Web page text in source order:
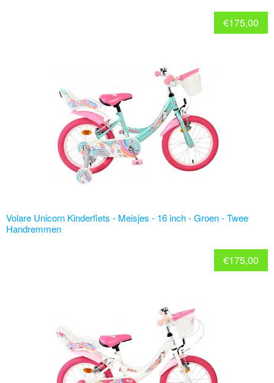
€175,00
Volare Unicorn Kinderfiets - Meisjes - 16 inch - Groen - Twee
Handremmen
€175,00